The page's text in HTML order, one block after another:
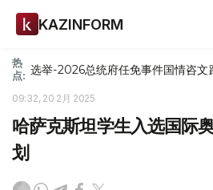
KAZINFORM
热
点: 选举-2026总统府任免事件国情咨文
09:32, 20 2月 2025
哈萨克斯坦学生入选国际
划